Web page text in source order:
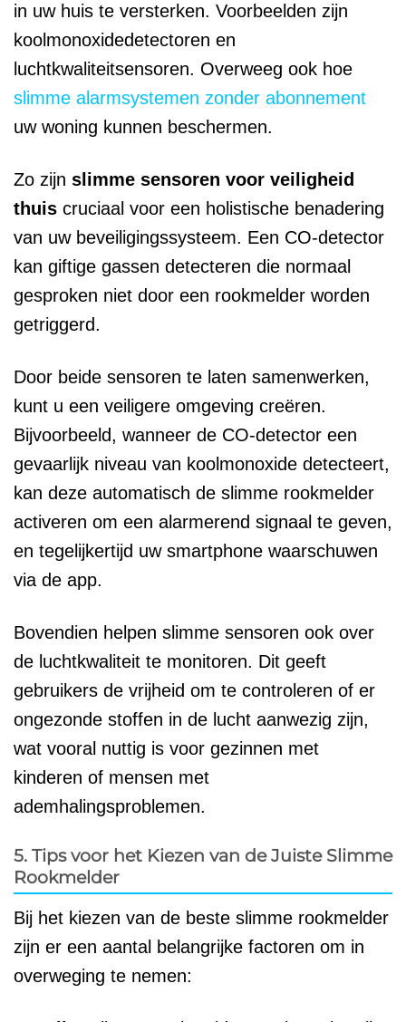
in uw huis te versterken. Voorbeelden zijn
koolmonoxidedetectoren en
luchtkwaliteitsensoren. Overweeg ook hoe
slimme alarmsystemen zonder abonnement
uw woning kunnen beschermen.
Zo zijn slimme sensoren voor veiligheid
thuis cruciaal voor een holistische benadering
van uw beveiligingssysteem. Een CO-detector
kan giftige gassen detecteren die normaal
gesproken niet door een rookmelder worden
getriggerd.
Door beide sensoren te laten samenwerken,
kunt u een veiligere omgeving creëren.
Bijvoorbeeld, wanneer de CO-detector een
gevaarlijk niveau van koolmonoxide detecteert,
kan deze automatisch de slimme rookmelder
activeren om een alarmerend signaal te geven,
en tegelijkertijd uw smartphone waarschuwen
via de app.
Bovendien helpen slimme sensoren ook over
de luchtkwaliteit te monitoren. Dit geeft
gebruikers de vrijheid om te controleren of er
ongezonde stoffen in de lucht aanwezig zijn,
wat vooral nuttig is voor gezinnen met
kinderen of mensen met
ademhalingsproblemen.
5. Tips voor het Kiezen van de Juiste Slimme
Rookmelder
Bij het kiezen van de beste slimme rookmelder
zijn er een aantal belangrijke factoren om in
overweging te nemen: